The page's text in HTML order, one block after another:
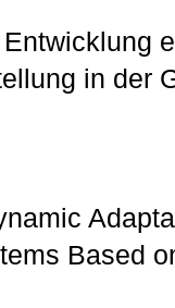
in der
Based